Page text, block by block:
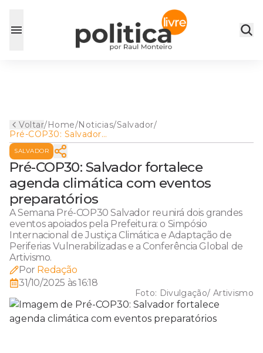
Voltar/Home/Noticias/Salvador/
Pré-COP30: Salvador
fortalece agenda climática
com eventos preparatórios
SALVADOR
Pré-COP30: Salvador fortalece
agenda climática com eventos
preparatórios
A Semana Pré-COP30 Salvador reunirá dois grandes
eventos apoiados pela Prefeitura: o Simpósio
Internacional de Justiça Climática e Adaptação de
Periferias Vulnerabilizadas e a Conferência Global de
Artivismo.
Por Redação
31/10/2025 às 16:18
Foto: Divulgação/ Artivismo